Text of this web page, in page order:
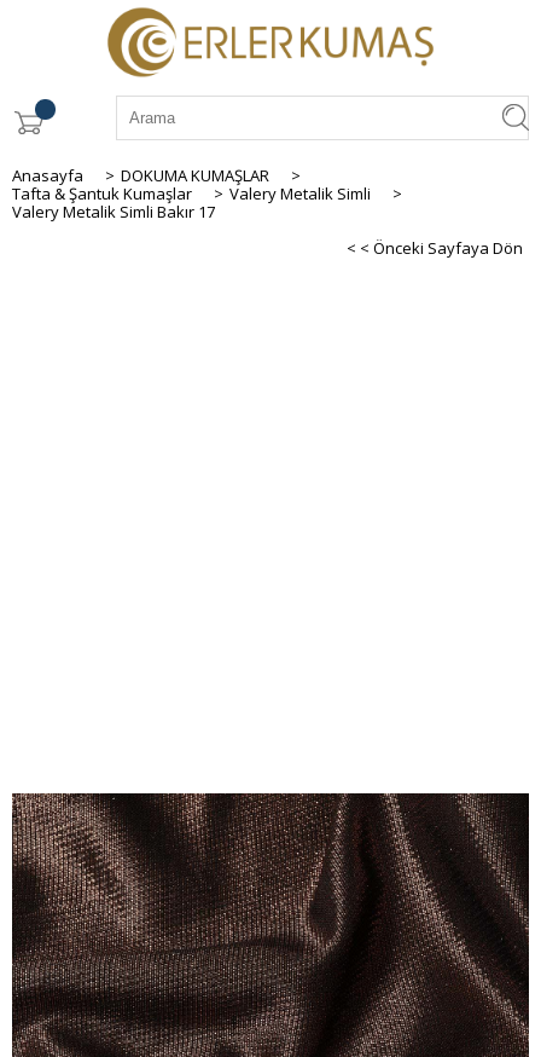
Anasayfa > DOKUMA KUMAŞLAR
>
Tafta & Şantuk Kumaşlar
> Valery Metalik Simli
>
Valery Metalik Simli Bakır 17
< < Önceki Sayfaya Dön